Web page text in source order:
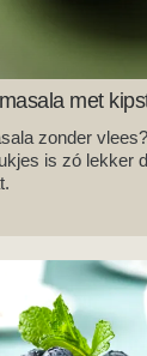
met
zonder
is zó lekker